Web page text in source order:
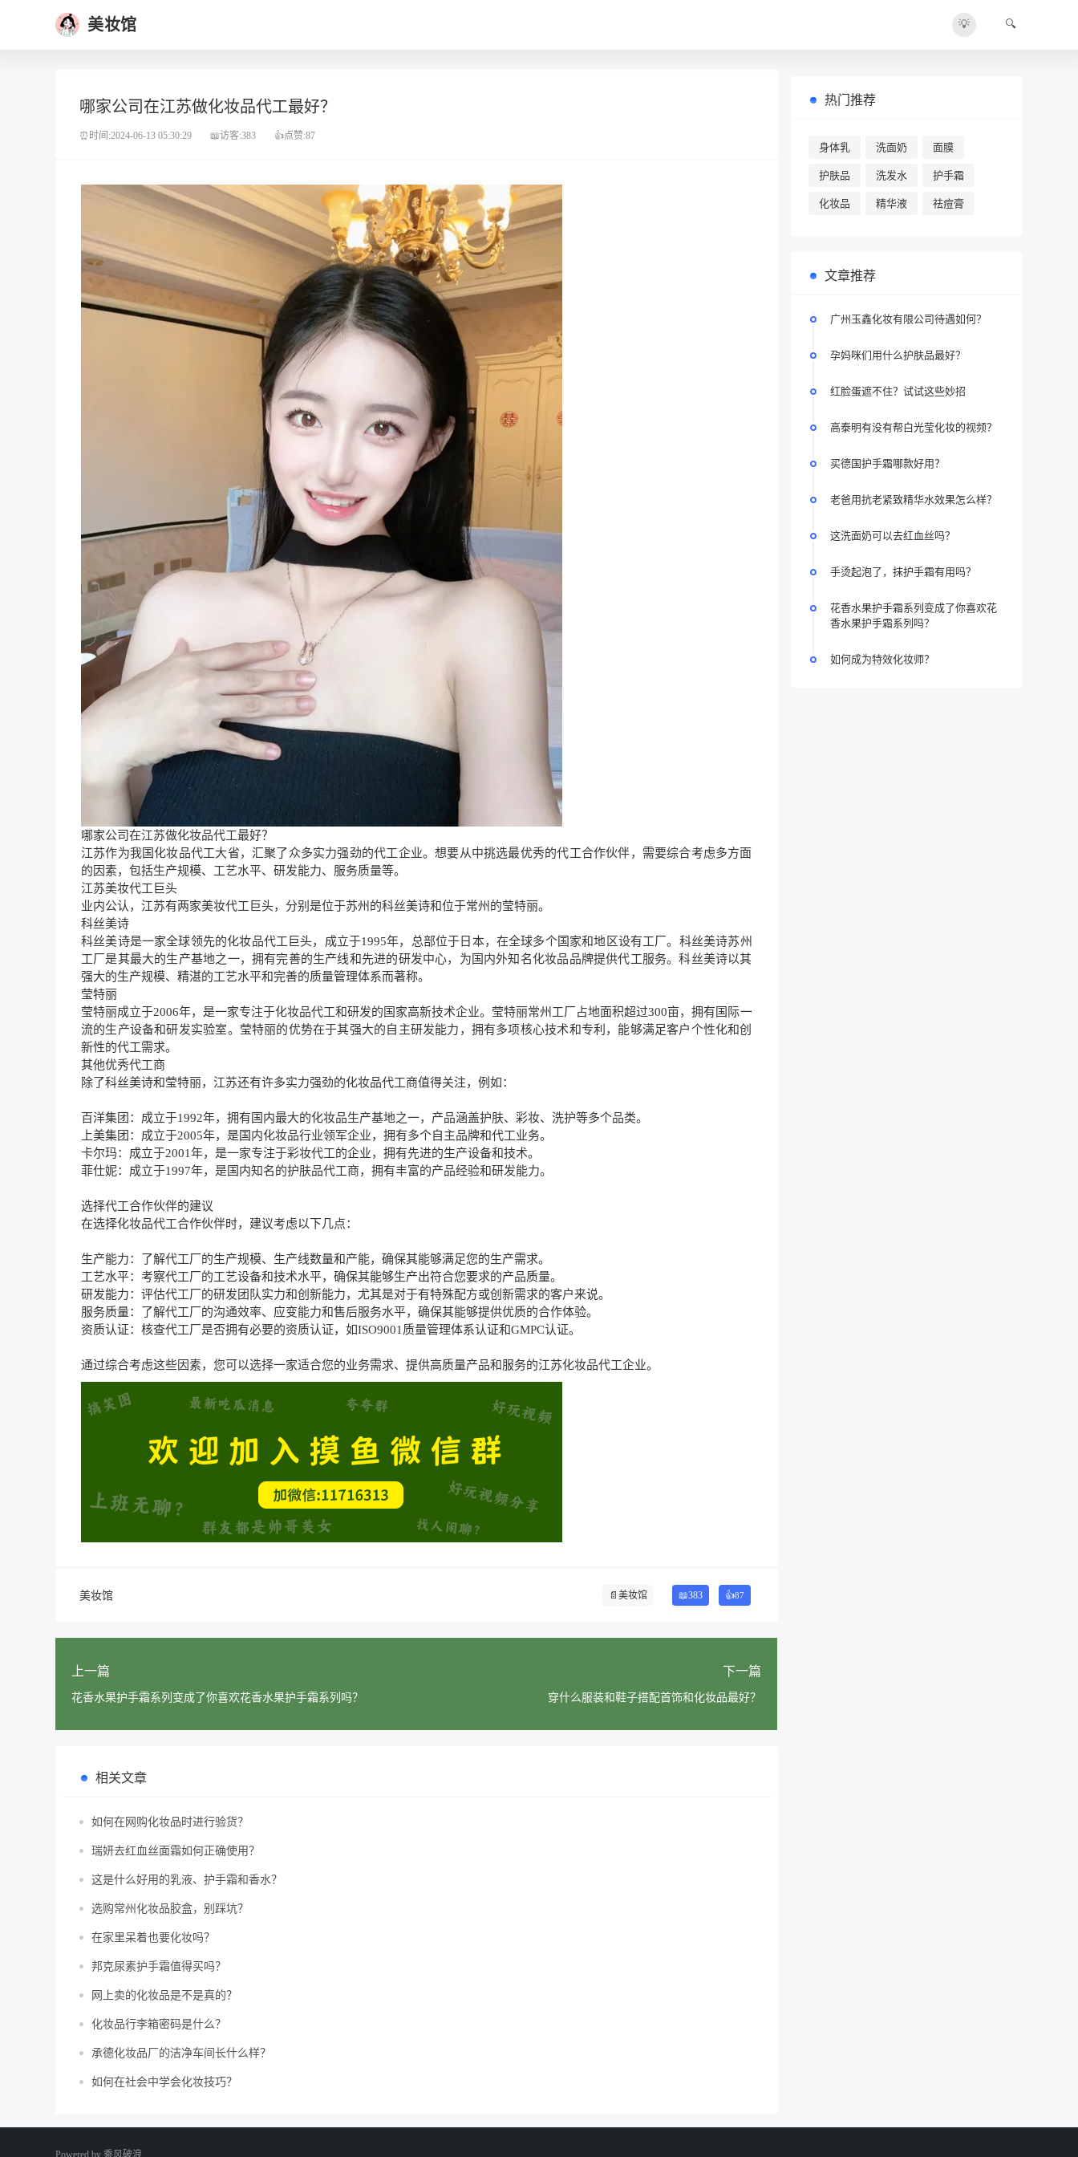
美妆馆 💡 🔍
哪家公司在江苏做化妆品代工最好？
⏰时间:2024-06-13 05:30:29 📖访客:383 👍点赞:87
哪家公司在江苏做化妆品代工最好？
江苏作为我国化妆品代工大省，汇聚了众多实力强劲的代工企业。想要从中挑选最优秀的代工合作伙伴，需要综合考虑多方面
的因素，包括生产规模、工艺水平、研发能力、服务质量等。
江苏美妆代工巨头
业内公认，江苏有两家美妆代工巨头，分别是位于苏州的科丝美诗和位于常州的莹特丽。
科丝美诗
科丝美诗是一家全球领先的化妆品代工巨头，成立于1995年，总部位于日本，在全球多个国家和地区设有工厂。科丝美诗苏州
工厂是其最大的生产基地之一，拥有完善的生产线和先进的研发中心，为国内外知名化妆品品牌提供代工服务。科丝美诗以其
强大的生产规模、精湛的工艺水平和完善的质量管理体系而著称。
莹特丽
莹特丽成立于2006年，是一家专注于化妆品代工和研发的国家高新技术企业。莹特丽常州工厂占地面积超过300亩，拥有国际一
流的生产设备和研发实验室。莹特丽的优势在于其强大的自主研发能力，拥有多项核心技术和专利，能够满足客户个性化和创
新性的代工需求。
其他优秀代工商
除了科丝美诗和莹特丽，江苏还有许多实力强劲的化妆品代工商值得关注，例如：
百洋集团：成立于1992年，拥有国内最大的化妆品生产基地之一，产品涵盖护肤、彩妆、洗护等多个品类。
上美集团：成立于2005年，是国内化妆品行业领军企业，拥有多个自主品牌和代工业务。
卡尔玛：成立于2001年，是一家专注于彩妆代工的企业，拥有先进的生产设备和技术。
菲仕妮：成立于1997年，是国内知名的护肤品代工商，拥有丰富的产品经验和研发能力。
选择代工合作伙伴的建议
在选择化妆品代工合作伙伴时，建议考虑以下几点：
生产能力：了解代工厂的生产规模、生产线数量和产能，确保其能够满足您的生产需求。
工艺水平：考察代工厂的工艺设备和技术水平，确保其能够生产出符合您要求的产品质量。
研发能力：评估代工厂的研发团队实力和创新能力，尤其是对于有特殊配方或创新需求的客户来说。
服务质量：了解代工厂的沟通效率、应变能力和售后服务水平，确保其能够提供优质的合作体验。
资质认证：核查代工厂是否拥有必要的资质认证，如ISO9001质量管理体系认证和GMPC认证。
通过综合考虑这些因素，您可以选择一家适合您的业务需求、提供高质量产品和服务的江苏化妆品代工企业。
美妆馆 📄 美妆馆 📖383 👍87
上一篇
花香水果护手霜系列变成了你喜欢花香水果护手霜系列吗？
下一篇
穿什么服装和鞋子搭配首饰和化妆品最好？
相关文章
如何在网购化妆品时进行验货？
瑞妍去红血丝面霜如何正确使用？
这是什么好用的乳液、护手霜和香水？
选购常州化妆品胶盒，别踩坑？
在家里呆着也要化妆吗？
邦克尿素护手霜值得买吗？
网上卖的化妆品是不是真的？
化妆品行李箱密码是什么？
承德化妆品厂的洁净车间长什么样？
如何在社会中学会化妆技巧？
热门推荐
身体乳 洗面奶 面膜
护肤品 洗发水 护手霜
化妆品 精华液 祛痘膏
文章推荐
广州玉鑫化妆有限公司待遇如何？
孕妈咪们用什么护肤品最好？
红脸蛋遮不住？试试这些妙招
高泰明有没有帮白光莹化妆的视频？
买德国护手霜哪款好用？
老爸用抗老紧致精华水效果怎么样？
这洗面奶可以去红血丝吗？
手烫起泡了，抹护手霜有用吗？
花香水果护手霜系列变成了你喜欢花
香水果护手霜系列吗？
如何成为特效化妆师？
Powered by 乘风破浪